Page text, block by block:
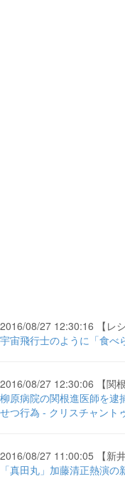
2016/08/27 12:30:16 【レシ
宇宙飛行士のように「食べ
2016/08/27 12:30:06 【関根
柳原病院の関根進医師を逮
せつ行為 - クリスチャント
2016/08/27 11:00:05 【新井
「真田丸」加藤清正熱演